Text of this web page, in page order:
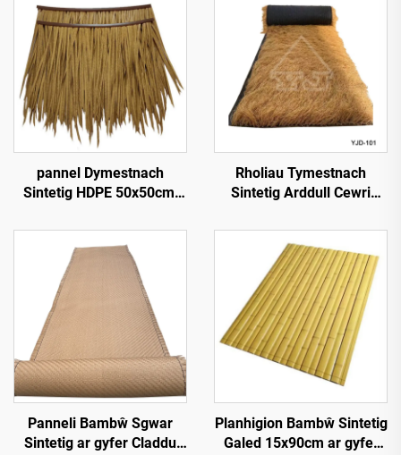
pannel Dymestnach
Sintetig HDPE 50x50cm,
mlynedd ar gyfer Gwestai
Tropicaidd
Rholiau Tymestnach
Sintetig Arddull Cewri
Gosod Cyflym
Panneli Bambŵ Sgwar
Sintetig ar gyfer Claddu
Planhigion Bambŵ Sintetig
Galed 15x90cm ar gyfer